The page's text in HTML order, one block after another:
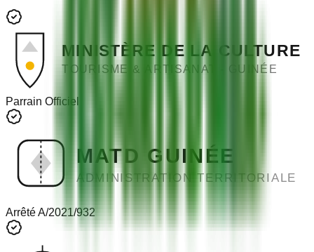
MINISTÈRE DE LA CULTURE
TOURISME & ARTISANAT - GUINÉE
Parrain Officiel
MATD GUINÉE
ADMINISTRATION TERRITORIALE
Arrêté A/2021/932